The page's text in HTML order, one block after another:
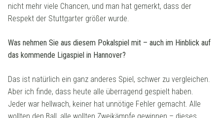
nicht mehr viele Chancen, und man hat gemerkt, dass der
Respekt der Stuttgarter größer wurde.
Was nehmen Sie aus diesem Pokalspiel mit – auch im Hinblick auf
das kommende Ligaspiel in Hannover?
Das ist natürlich ein ganz anderes Spiel, schwer zu vergleichen.
Aber ich finde, dass heute alle überragend gespielt haben.
Jeder war hellwach, keiner hat unnötige Fehler gemacht. Alle